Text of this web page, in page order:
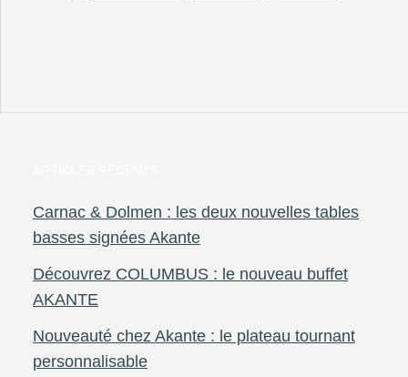
Carnac & Dolmen : les deux nouvelles tables
basses signées Akante
Découvrez COLUMBUS : le nouveau buffet
AKANTE
Nouveauté chez Akante : le plateau tournant
personnalisable